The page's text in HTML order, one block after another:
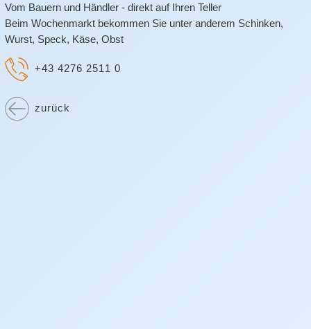
Vom Bauern und Händler - direkt auf Ihren Teller
Beim Wochenmarkt bekommen Sie unter anderem Schinken,
Wurst, Speck, Käse, Obst
+43 4276 2511 0
zurück